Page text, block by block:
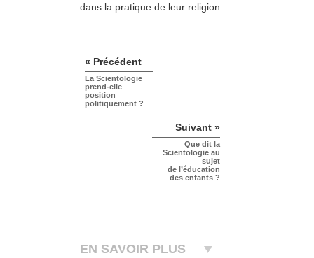
dans la pratique de leur religion.
« Précédent
La Scientologie
prend-elle
position
politiquement ?
Suivant »
Que dit la
Scientologie au
sujet
de l’éducation
des enfants ?
EN SAVOIR PLUS